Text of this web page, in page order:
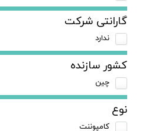
گارانتی شرکت
ندارد
کشور سازنده
چین
نوع
کامپوننت